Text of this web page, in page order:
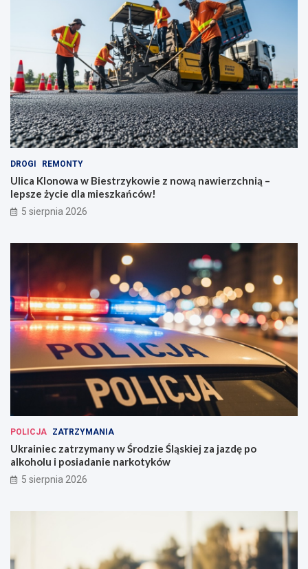
DROGI REMONTY
Ulica Klonowa w Biestrzykowie z nową nawierzchnią –
lepsze życie dla mieszkańców!
5 sierpnia 2026
POLICJA ZATRZYMANIA
Ukrainiec zatrzymany w Środzie Śląskiej za jazdę po
alkoholu i posiadanie narkotyków
5 sierpnia 2026